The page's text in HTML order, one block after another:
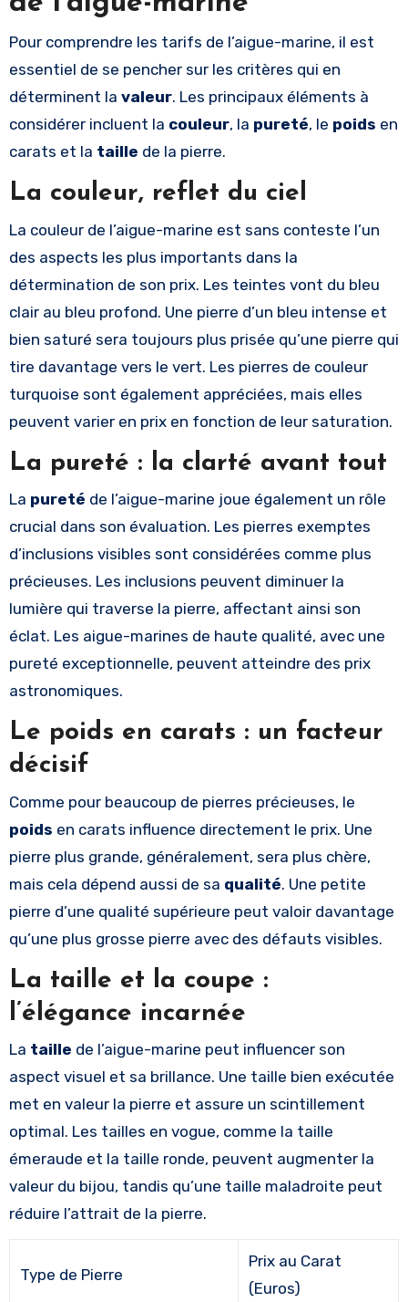
Pour comprendre les tarifs de l’aigue-marine, il est
essentiel de se pencher sur les critères qui en
déterminent la valeur. Les principaux éléments à
considérer incluent la couleur, la pureté, le poids en
carats et la taille de la pierre.
La couleur, reflet du ciel
La couleur de l’aigue-marine est sans conteste l’un
des aspects les plus importants dans la
détermination de son prix. Les teintes vont du bleu
clair au bleu profond. Une pierre d’un bleu intense et
bien saturé sera toujours plus prisée qu’une pierre qui
tire davantage vers le vert. Les pierres de couleur
turquoise sont également appréciées, mais elles
peuvent varier en prix en fonction de leur saturation.
La pureté : la clarté avant tout
La pureté de l’aigue-marine joue également un rôle
crucial dans son évaluation. Les pierres exemptes
d’inclusions visibles sont considérées comme plus
précieuses. Les inclusions peuvent diminuer la
lumière qui traverse la pierre, affectant ainsi son
éclat. Les aigue-marines de haute qualité, avec une
pureté exceptionnelle, peuvent atteindre des prix
astronomiques.
Le poids en carats : un facteur
décisif
Comme pour beaucoup de pierres précieuses, le
poids en carats influence directement le prix. Une
pierre plus grande, généralement, sera plus chère,
mais cela dépend aussi de sa qualité. Une petite
pierre d’une qualité supérieure peut valoir davantage
qu’une plus grosse pierre avec des défauts visibles.
La taille et la coupe :
l’élégance incarnée
La taille de l’aigue-marine peut influencer son
aspect visuel et sa brillance. Une taille bien exécutée
met en valeur la pierre et assure un scintillement
optimal. Les tailles en vogue, comme la taille
émeraude et la taille ronde, peuvent augmenter la
valeur du bijou, tandis qu’une taille maladroite peut
réduire l’attrait de la pierre.
Type de Pierre
Prix au Carat
(Euros)